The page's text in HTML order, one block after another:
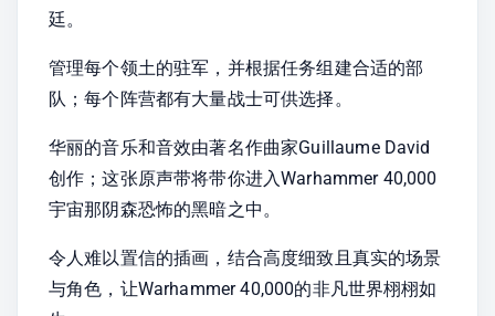
廷。
管理每个领土的驻军，并根据任务组建合适的部
队；每个阵营都有大量战士可供选择。
华丽的音乐和音效由著名作曲家Guillaume David
创作；这张原声带将带你进入Warhammer 40,000
宇宙那阴森恐怖的黑暗之中。
令人难以置信的插画，结合高度细致且真实的场景
与角色，让Warhammer 40,000的非凡世界栩栩如